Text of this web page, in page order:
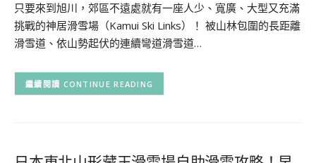
只要來到旭川，郊區不遠處就有一座人少、寬廣、大型又充滿
挑戰的神居滑雪場（Kamui Ski Links）！ 被山林包圍的長距離
滑雪道、依山勢起伏的連續彎道滑雪道…
CONTINUE READING